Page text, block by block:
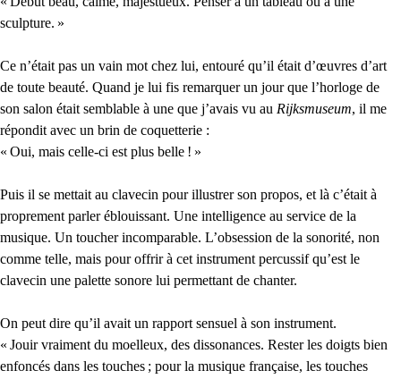
sculpture. »
Ce n’était pas un vain mot chez lui, entouré qu’il était d’œuvres d’art
de toute beauté. Quand je lui fis remarquer un jour que l’horloge de
son salon était semblable à une que j’avais vu au Rijksmuseum, il me
répondit avec un brin de coquetterie :
« Oui, mais celle-ci est plus belle ! »
Puis il se mettait au clavecin pour illustrer son propos, et là c’était à
proprement parler éblouissant. Une intelligence au service de la
musique. Un toucher incomparable. L’obsession de la sonorité, non
comme telle, mais pour offrir à cet instrument percussif qu’est le
clavecin une palette sonore lui permettant de chanter.
On peut dire qu’il avait un rapport sensuel à son instrument.
« Jouir vraiment du moelleux, des dissonances. Rester les doigts bien
enfoncés dans les touches ; pour la musique française, les touches